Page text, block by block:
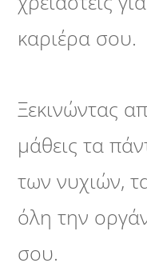
καριέρα σου.
Ξεκινώντας
μάθεις τα
των νυχιών,
όλη την
σου.